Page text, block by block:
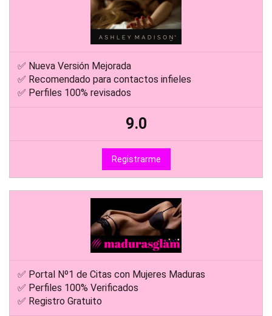
✅ Nueva Versión Mejorada
✅ Recomendado para contactos infieles
✅ Perfiles 100% revisados
9.0
Registrarme
✅ Portal Nº1 de Citas con Mujeres Maduras
✅ Perfiles 100% Verificados
✅ Registro Gratuito